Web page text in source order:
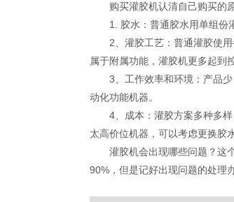
购买灌胶机认清自己购买的
1. 胶水：普通胶水用单组份
2、灌胶工艺：普通灌胶使
属于附属功能，灌胶机更多起到
3、工作效率和环境：产品
动化功能机器。
4、成本：灌胶方案多种多
太高价位机器，可以考虑更换胶
灌胶机会出现哪些问题？这
90%，但是记好出现问题的处理